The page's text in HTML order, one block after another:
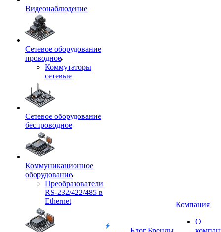
Видеонаблюдение
Сетевое оборудование
проводное
Коммутаторы
сетевые
Сетевое оборудование
беспроводное
Коммуникационное
оборудование
Преобразователи
RS-232/422/485 в
Ethernet
Блог Бренды
Компания
О